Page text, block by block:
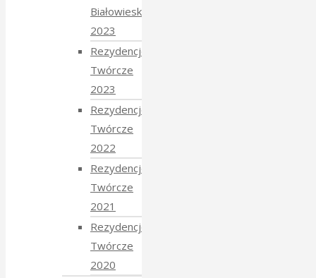
Białowieskiej
2023
Rezydencje
Twórcze
2023
Rezydencje
Twórcze
2022
Rezydencje
Twórcze
2021
Rezydencje
Twórcze
2020